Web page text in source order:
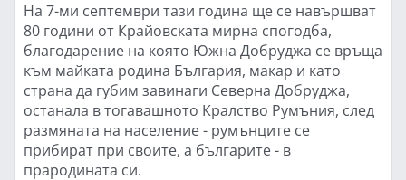
На 7-ми септември тази година ще се навършват
80 години от Крайовската мирна спогодба,
благодарение на която Южна Добруджа се връща
към майката родина България, макар и като
страна да губим завинаги Северна Добруджа,
останала в тогавашното Кралство Румъния, след
размяната на население - румънците се
прибират при своите, а българите - в
прародината си.